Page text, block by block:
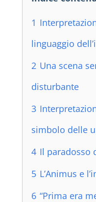
1
linguaggio
2 Una scena
disturbante
3
simbolo delle
4 Il paradosso
5 L’Animus e
6 “Prima era